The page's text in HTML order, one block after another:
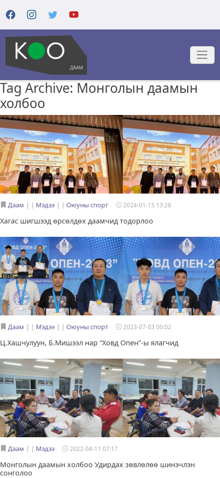
Tag Archive: Монголын даамын
холбоо
Даам | Мэдээ | Оюуны спорт 2024-01-15 13:28
Хагас шигшээд өрсөлдөх даамчид тодорлоо
Даам | Мэдээ | Оюуны спорт 2023-07-03 00:02
Ц.Хашчулуун, Б.Мишээл нар “Ховд Опен”-ы ялагчид
Даам | Мэдээ 2022-04-11 07:17
Монголын даамын холбоо Удирдах зөвлөлөө шинэчлэн
сонголоо